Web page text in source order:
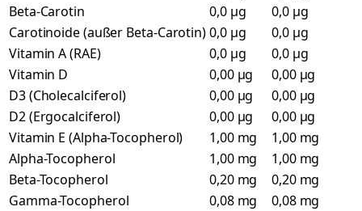
Beta-Carotin
0,0 µg
0,0 µg
Carotinoide (außer Beta-Carotin)0,0 µg
0,0 µg
Vitamin A (RAE)
0,0 µg
0,0 µg
Vitamin D
0,00 µg
0,00 µg
D3 (Cholecalciferol)
0,00 µg
0,00 µg
D2 (Ergocalciferol)
0,00 µg
0,00 µg
Vitamin E (Alpha-Tocopherol)
1,00 mg
1,00 mg
Alpha-Tocopherol
1,00 mg
1,00 mg
Beta-Tocopherol
0,20 mg
0,20 mg
Gamma-Tocopherol
0,08 mg
0,08 mg